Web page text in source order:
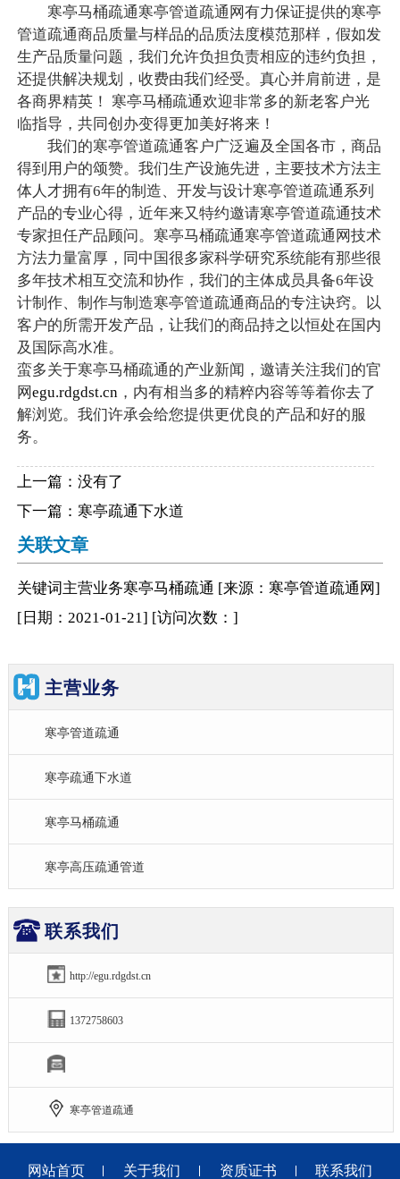
寒亭马桶疏通寒亭管道疏通网有力保证提供的寒亭
管道疏通商品质量与样品的品质法度模范那样，假如发
生产品质量问题，我们允许负担负责相应的违约负担，
还提供解决规划，收费由我们经受。真心并肩前进，是
各商界精英！ 寒亭马桶疏通欢迎非常多的新老客户光
临指导，共同创办变得更加美好将来！
我们的寒亭管道疏通客户广泛遍及全国各市，商品
得到用户的颂赞。我们生产设施先进，主要技术方法主
体人才拥有6年的制造、开发与设计寒亭管道疏通系列
产品的专业心得，近年来又特约邀请寒亭管道疏通技术
专家担任产品顾问。寒亭马桶疏通寒亭管道疏通网技术
方法力量富厚，同中国很多家科学研究系统能有那些很
多年技术相互交流和协作，我们的主体成员具备6年设
计制作、制作与制造寒亭管道疏通商品的专注诀窍。以
客户的所需开发产品，让我们的商品持之以恒处在国内
及国际高水准。
蛮多关于寒亭马桶疏通的产业新闻，邀请关注我们的官
网egu.rdgdst.cn，内有相当多的精粹内容等等着你去了
解浏览。我们许承会给您提供更优良的产品和好的服
务。
上一篇：没有了
下一篇： 寒亭疏通下水道
关联文章
关键词 主营业务寒亭马桶疏通 [来源：寒亭管道疏通网]
[日期：2021-01-21] [访问次数： ]
主营业务
寒亭管道疏通
寒亭疏通下水道
寒亭马桶疏通
寒亭高压疏通管道
联系我们
http://egu.rdgdst.cn
1372758603
寒亭管道疏通
网站首页 关于我们 资质证书 联系我们